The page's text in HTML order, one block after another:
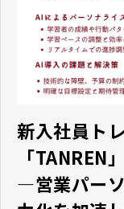
新入社員ト
「TANREN」
―営業パー